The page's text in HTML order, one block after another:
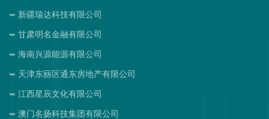
新疆瑞达科技有限公司
甘肃明名金融有限公司
海南兴源能源有限公司
天津东丽区通东房地产有限公司
江西星辰文化有限公司
澳门名扬科技集团有限公司